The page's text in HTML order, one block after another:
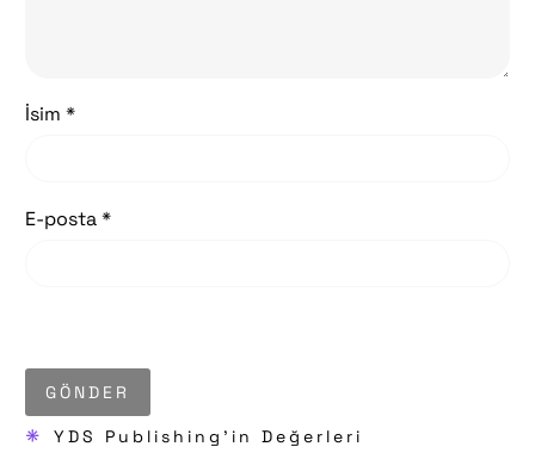
İsim *
E-posta *
GÖNDER
* YDS Publishing'in Değerleri